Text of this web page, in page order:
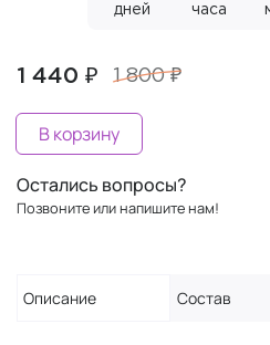
дней часа
1 440 ₽ 1 800 ₽
В корзину
Остались вопросы?
Позвоните или напишите нам!
Описание Состав